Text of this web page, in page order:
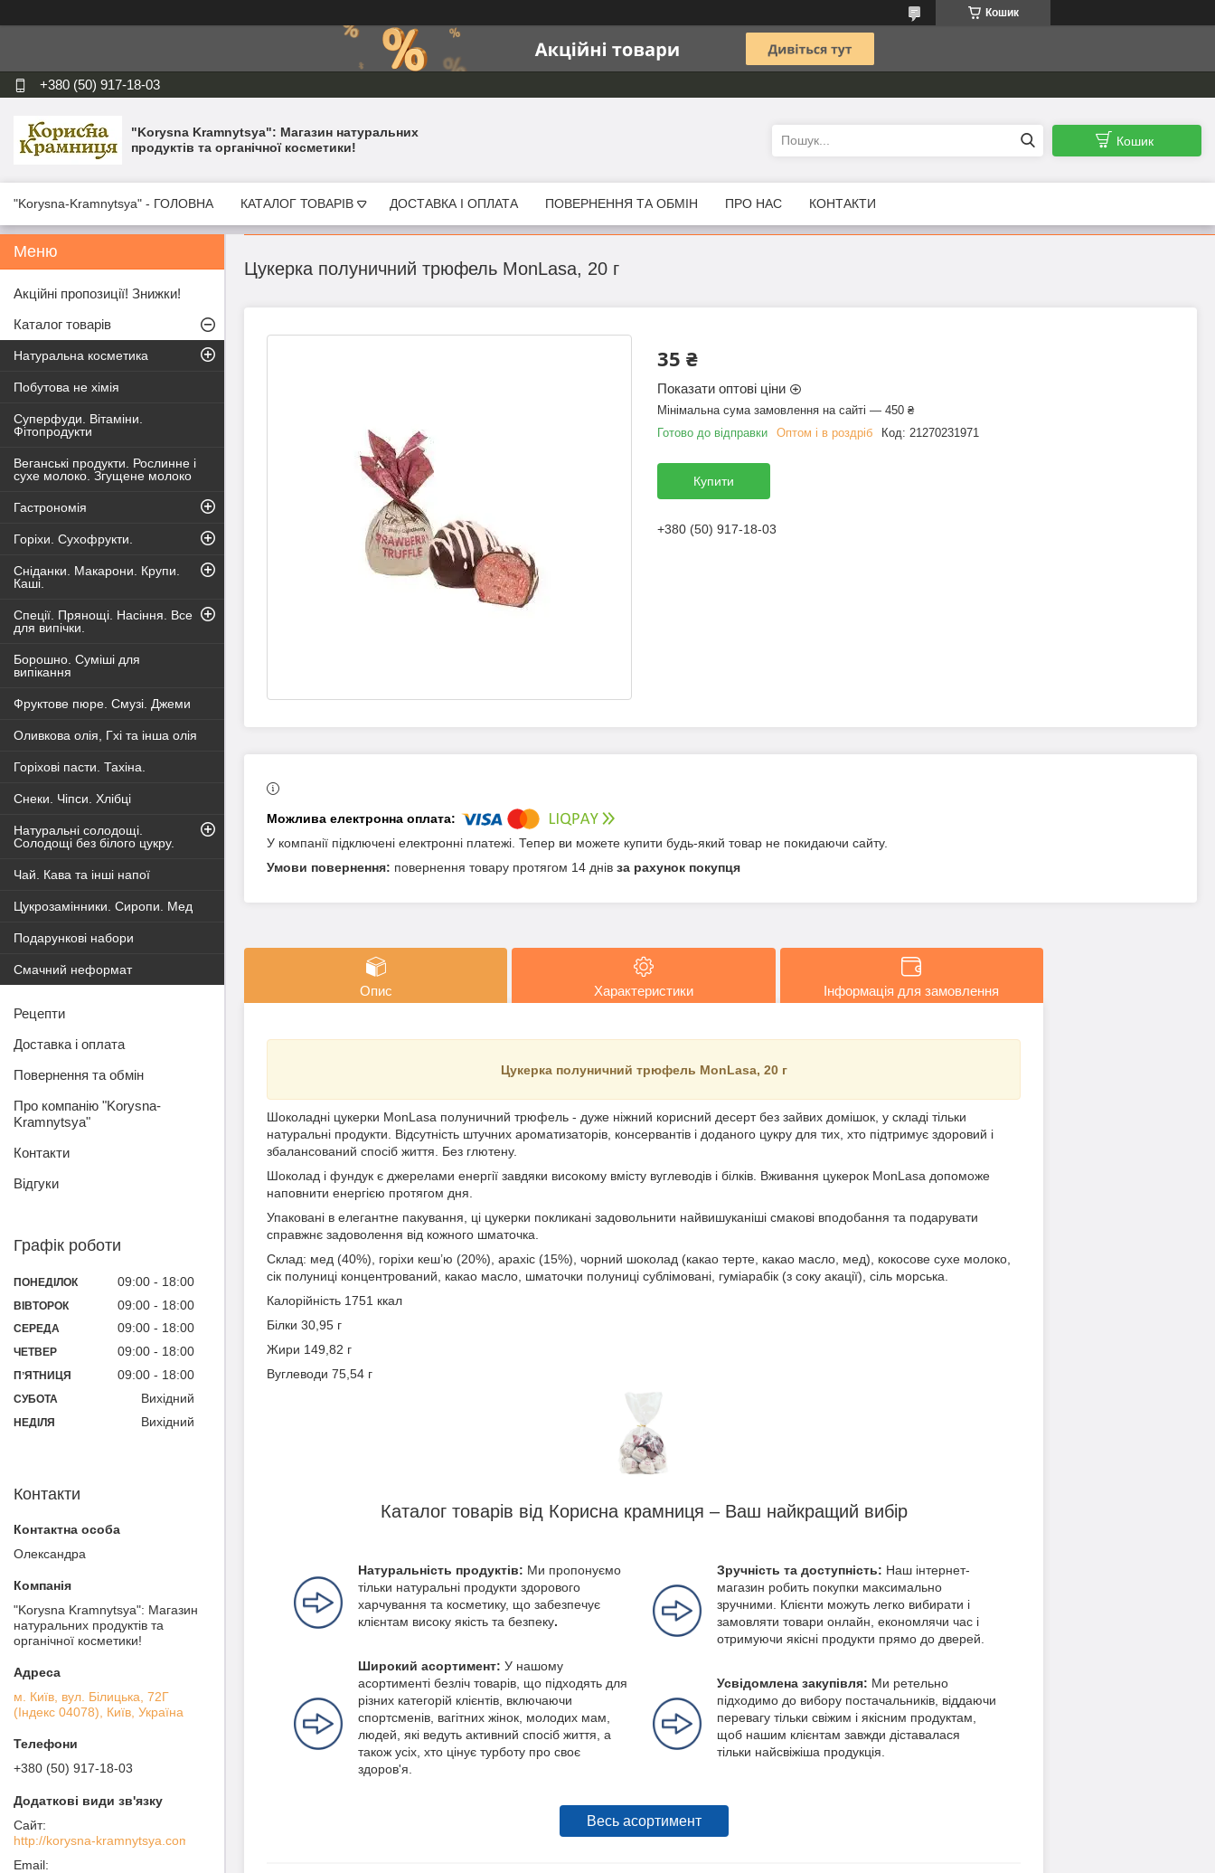
Кошик
+380 (50) 917-18-03
"Korysna Kramnytsya": Магазин натуральних
продуктів та органічної косметики!
Кошик
"Korysna-Kramnytsya" - ГОЛОВНА КАТАЛОГ ТОВАРІВ ДОСТАВКА І ОПЛАТА ПОВЕРНЕННЯ ТА ОБМІН ПРО НАС КОНТАКТИ
Цукерка полуничний трюфель MonLasa, 20 г
35 ₴
Показати оптові ціни
Мінімальна сума замовлення на сайті — 450 ₴
Готово до відправки
Оптом і в роздріб Код: 21270231971
Купити
+380 (50) 917-18-03
У компанії підключені електронні платежі. Тепер ви можете купити будь-який товар не покидаючи сайту.
повернення товару протягом 14 днів за рахунок покупця
Опис Характеристики Інформація для замовлення
Цукерка полуничний трюфель MonLasa, 20 г
Шоколадні цукерки MonLasa полуничний трюфель - дуже ніжний корисний десерт без зайвих домішок, у складі тільки
натуральні продукти. Відсутність штучних ароматизаторів, консервантів і доданого цукру для тих, хто підтримує здоровий і
збалансований спосіб життя. Без глютену.
Шоколад і фундук є джерелами енергії завдяки високому вмісту вуглеводів і білків. Вживання цукерок MonLasa допоможе
наповнити енергією протягом дня.
Упаковані в елегантне пакування, ці цукерки покликані задовольнити найвишуканіші смакові вподобання та подарувати
справжнє задоволення від кожного шматочка.
Склад: мед (40%), горіхи кеш’ю (20%), арахіс (15%), чорний шоколад (какао терте, какао масло, мед), кокосове сухе молоко,
сік полуниці концентрований, какао масло, шматочки полуниці сублімовані, гуміарабік (з соку акації), сіль морська.
Калорійність 1751 ккал
Білки 30,95 г
Жири 149,82 г
Вуглеводи 75,54 г
Каталог товарів від Корисна крамниця – Ваш найкращий вибір
Натуральність продуктів: Ми пропонуємо
тільки натуральні продукти здорового
харчування та косметику, що забезпечує
клієнтам високу якість та безпеку.
Широкий асортимент: У нашому
асортименті безліч товарів, що підходять для
різних категорій клієнтів, включаючи
спортсменів, вагітних жінок, молодих мам,
людей, які ведуть активний спосіб життя, а
також усіх, хто цінує турботу про своє
здоров'я.
Зручність та доступність: Наш інтернет-
магазин робить покупки максимально
зручними. Клієнти можуть легко вибирати і
замовляти товари онлайн, економлячи час і
отримуючи якісні продукти прямо до дверей.
Усвідомлена закупівля: Ми ретельно
підходимо до вибору постачальників, віддаючи
перевагу тільки свіжим і якісним продуктам,
щоб нашим клієнтам завжди діставалася
тільки найсвіжіша продукція.
Весь асортимент
Акційні пропозиції! Знижки!
Каталог товарів
Натуральна косметика
Побутова не хімія
Суперфуди. Вітаміни.
Фітопродукти
Веганські продукти. Рослинне і
сухе молоко. Згущене молоко
Гастрономія
Горіхи. Сухофрукти.
Сніданки. Макарони. Крупи.
Каші.
Спеції. Прянощі. Насіння. Все
для випічки.
Борошно. Суміші для
випікання
Фруктове пюре. Смузі. Джеми
Оливкова олія, Гхі та інша олія
Горіхові пасти. Тахіна.
Снеки. Чіпси. Хлібці
Натуральні солодощі.
Солодощі без білого цукру.
Чай. Кава та інші напої
Цукрозамінники. Сиропи. Мед
Подарункові набори
Смачний неформат
Рецепти
Доставка і оплата
Повернення та обмін
Про компанію "Korysna-
Kramnytsya"
Контакти
Відгуки
Графік роботи
ПОНЕДІЛОК 09:00 18:00
ВІВТОРОК 09:00 18:00
СЕРЕДА 09:00 18:00
ЧЕТВЕР 09:00 18:00
ПʼЯТНИЦЯ 09:00 18:00
СУБОТА Вихідний
НЕДІЛЯ Вихідний
Контакти
Олександра
"Korysna Kramnytsya": Магазин
натуральних продуктів та
органічної косметики!
м. Київ, вул. Білицька, 72Г
(Індекс 04078), Київ, Україна
+380 (50) 917-18-03
http://korysna-kramnytsya.com